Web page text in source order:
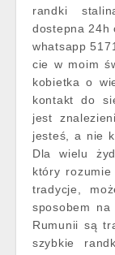
randki
dostepna 24h
whatsapp
cie w moim
kobietka o
kontakt do
jest
jesteś, a nie
Dla wielu
który
tradycje,
sposobem
Rumunii są
szybkie